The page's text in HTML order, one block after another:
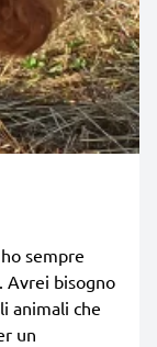
sempre
Avrei bisogno
animali che
un